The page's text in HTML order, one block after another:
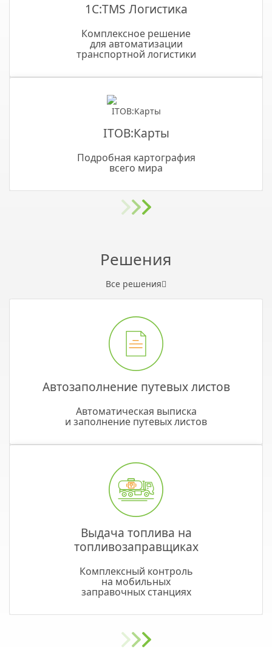
1С:TMS Логистика
Комплексное решение
для автоматизации
транспортной логистики
ITOB:Карты
Подробная картография
всего мира
Решения
Все решения
Автозаполнение путевых листов
Автоматическая выписка
и заполнение путевых листов
Выдача топлива на
топливозаправщиках
Комплексный контроль
на мобильных
заправочных станциях